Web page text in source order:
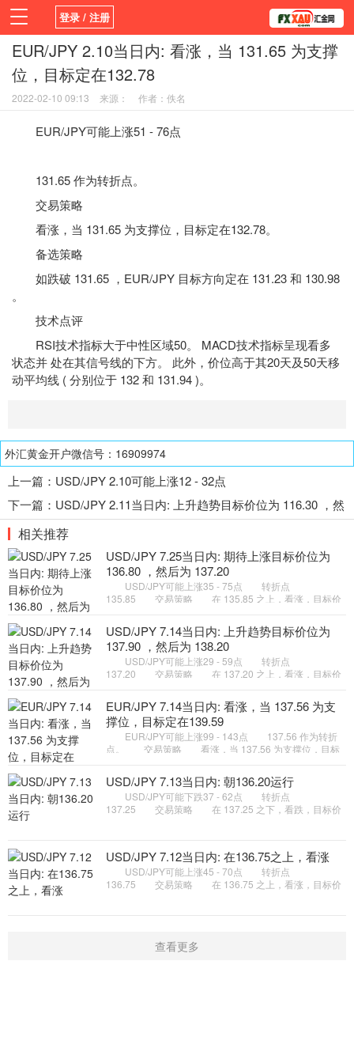
登录 / 注册
首页 新闻 观点 货币
学院
平台
指标EA
EUR/JPY 2.10当日内: 看涨，当 131.65 为支撑
位，目标定在132.78
2022-02-10 09:13 来源： 作者：佚名
EUR/JPY可能上涨51 - 76点
131.65 作为转折点。
交易策略
看涨，当 131.65 为支撑位，目标定在132.78。
备选策略
如跌破 131.65 ，EUR/JPY 目标方向定在 131.23 和 130.98
。
技术点评
RSI技术指标大于中性区域50。 MACD技术指标呈现看多
状态并 处在其信号线的下方。 此外，价位高于其20天及50天移
动平均线 ( 分别位于 132 和 131.94 )。
外汇黄金开户微信号：16909974
上一篇： USD/JPY 2.10可能上涨12 - 32点
下一篇： USD/JPY 2.11当日内: 上升趋势目标价位为 116.30 ，然
后为 116.50
相关推荐
USD/JPY 7.25当日内: 期待上涨目标价位为
136.80 ，然后为 137.20
USD/JPY可能上涨35 - 75点 转折点
135.85 交易策略 在 135.85 之上，看涨，目标价
135.85 下，看空，目标价位定在
USD/JPY 7.14当日内: 上升趋势目标价位为
137.90 ，然后为 138.20
USD/JPY可能上涨29 - 59点 转折点
137.20 交易策略 在 137.20 之上，看涨，目标价
137.20 下，看空，目标价位定在
EUR/JPY 7.14当日内: 看涨，当 137.56 为支
撑位，目标定在139.59
EUR/JPY可能上涨99 - 143点 137.56 作为转折
点。 交易策略 看涨，当 137.56 为支撑位，目标
EUR/JPY 目标方向定在 136
USD/JPY 7.13当日内: 朝136.20运行
USD/JPY可能下跌37 - 62点 转折点
137.25 交易策略 在 137.25 之下，看跌，目标价
USD/JPY 7.12当日内: 在136.75之上，看涨
USD/JPY可能上涨45 - 70点 转折点
136.75 交易策略 在 136.75 之上，看涨，目标价
查看更多